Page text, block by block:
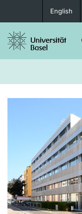
English